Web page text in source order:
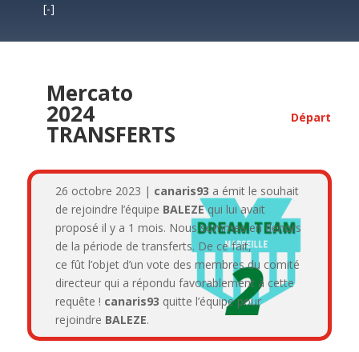
[-]
Mercato
2024
TRANSFERTS
Départ
26 octobre 2023 | canaris93 a émit le souhait
de rejoindre l’équipe BALEZEqui lui avait
proposé il y a 1 mois. Nous sommes en dehors
de la période de transferts. De ce fait,
ce fût l’objet d’un vote des membres du comité
directeur qui a répondu favorablement à cette
requête ! canaris93 quitte l’équipe pour
rejoindre BALEZE.